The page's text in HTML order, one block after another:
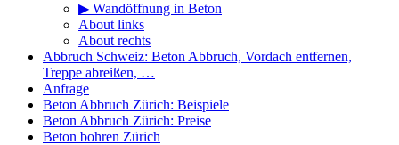
▶ Wandöffnung in Beton
About links
About rechts
Abbruch Schweiz: Beton Abbruch, Vordach entfernen,
Treppe abreißen, …
Anfrage
Beton Abbruch Zürich: Beispiele
Beton Abbruch Zürich: Preise
Beton bohren Zürich